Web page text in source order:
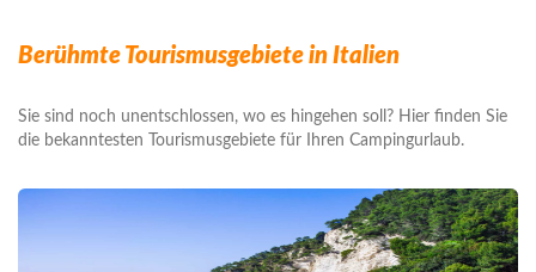
Berühmte Tourismusgebiete in Italien
Sie sind noch unentschlossen, wo es hingehen soll? Hier finden Sie
die bekanntesten Tourismusgebiete für Ihren Campingurlaub.